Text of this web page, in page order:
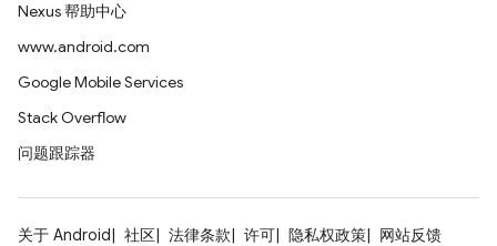
Nexus 帮助中心
www.android.com
Google Mobile Services
Stack Overflow
问题跟踪器
关于 Android 社区 法律条款 许可 隐私权政策
网站反馈